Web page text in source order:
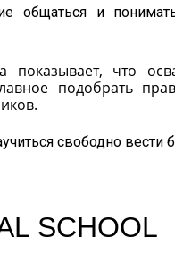
общаться и
что
подобрать
свободно вести
SCHOOL